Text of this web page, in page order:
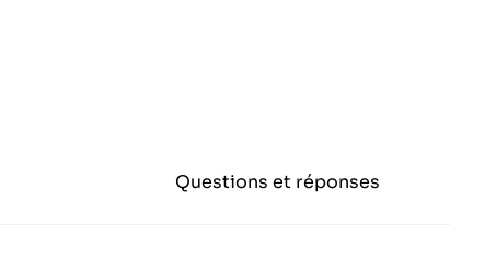
Questions et réponses